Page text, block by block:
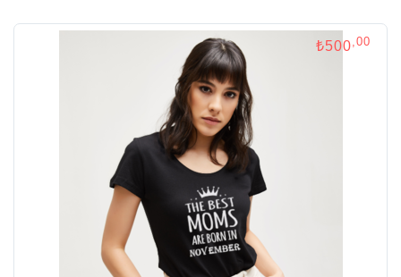
₺500 ,00